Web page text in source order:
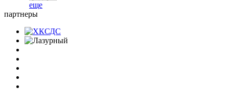
еще
партнеры